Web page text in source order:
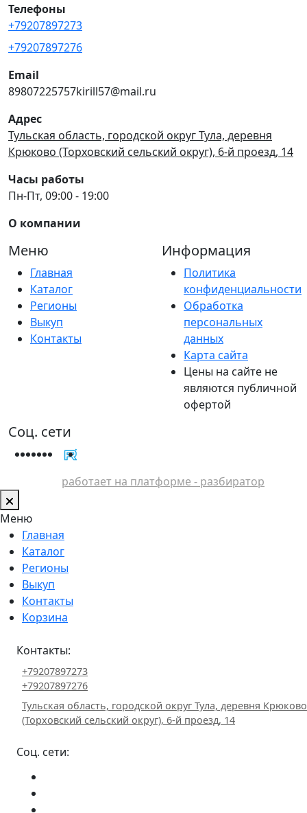
Телефоны
+79207897273
+79207897276
Email
89807225757kirill57@mail.ru
Адрес
Тульская область, городской округ Тула, деревня
Крюково (Торховский сельский округ), 6-й проезд, 14
Часы работы
Пн-Пт, 09:00 - 19:00
О компании
Меню
Главная
Каталог
Регионы
Выкуп
Контакты
Информация
Политика
конфиденциальности
Обработка
персональных
данных
Карта сайта
Цены на сайте не
являются публичной
офертой
Соц. сети
работает на платформе - разбиратор
Меню
Главная
Каталог
Регионы
Выкуп
Контакты
Корзина
Контакты:
+79207897273
+79207897276
Тульская область, городской округ Тула, деревня Крюково
(Торховский сельский округ), 6-й проезд, 14
Соц. сети: